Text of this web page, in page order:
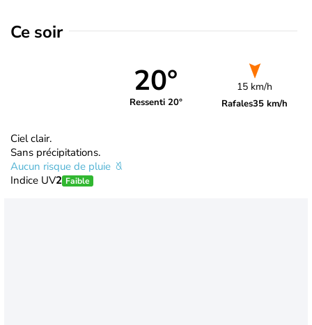
Ce soir
20°
Ressenti 20°
15 km/h
Rafales35 km/h
Ciel clair.
Sans précipitations.
Aucun risque de pluie
Indice UV2 Faible